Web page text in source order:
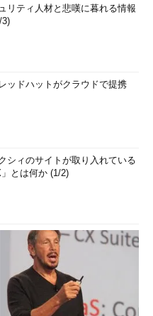
リティ人材と悲嘆に暮れる情報
3)
ッドハットがクラウドで提携
シィのサイトが取り入れている
」とは何か (1/2)